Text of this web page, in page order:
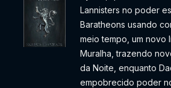
Lannisters no poder
Baratheons usando
meio tempo, um novo
Muralha, trazendo
da Noite, enquanto
empobrecido poder